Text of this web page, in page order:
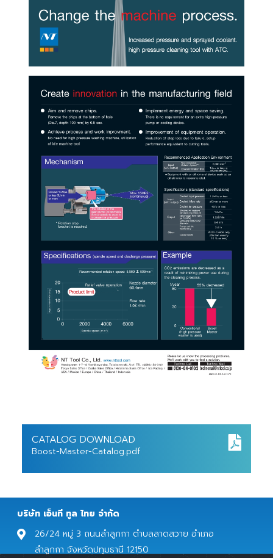
CATALOG DOWNLOAD
Boost-Master-Catalog.pdf
บริษัท เอ็นที ทูล ไทย จํากัด
26/24 หมู่ 3 ถนนลำลูกกา ตำบลลาดสวาย อำเภอ
ลำลูกกา จังหวัดปทุมธานี 12150